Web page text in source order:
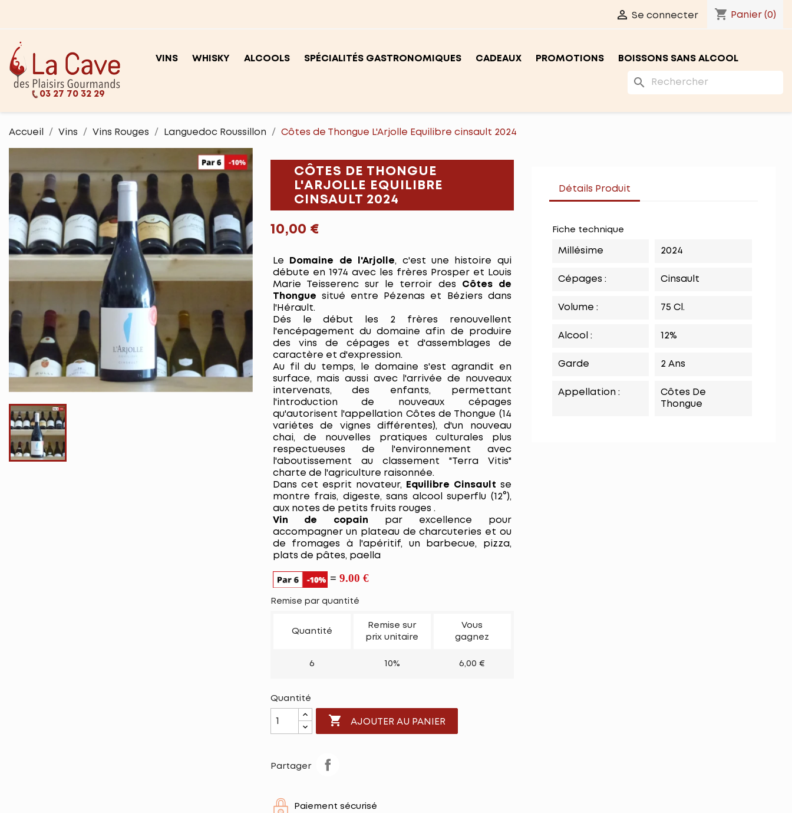
 Se connecter shopping_cart Panier (0)
03 27 70 32 29
VINS WHISKY ALCOOLS SPÉCIALITÉS GASTRONOMIQUES CADEAUX PROMOTIONS BOISSONS SANS ALCOOL
search
Accueil Vins Vins Rouges Languedoc Roussillon Côtes de Thongue L'Arjolle Equilibre cinsault 2024
CÔTES DE THONGUE
L'ARJOLLE EQUILIBRE
CINSAULT 2024
10,00 €
Le Domaine de l'Arjolle, c'est une histoire qui
débute en 1974 avec les frères Prosper et Louis
Marie Teisserenc sur le terroir des Côtes de
Thongue situé entre Pézenas et Béziers dans
l'Hérault.
Dés le début les 2 frères renouvellent
l'encépagement du domaine afin de produire
des vins de cépages et d'assemblages de
caractère et d'expression.
Au fil du temps, le domaine s'est agrandit en
surface, mais aussi avec l'arrivée de nouveaux
intervenats, des enfants, permettant
l'introduction de nouveaux cépages
qu'autorisent l'appellation Côtes de Thongue (14
variétes de vignes différentes), d'un nouveau
chai, de nouvelles pratiques culturales plus
respectueuses de l'environnement avec
l'aboutissement au classement "Terra Vitis"
charte de l'agriculture raisonnée.
Dans cet esprit novateur,
Equilibre Cinsault se
montre frais, digeste, sans alcool superflu (12°),
aux notes de petits fruits rouges .
Vin de copain par excellence pour
accompagner un plateau de charcuteries et ou
de fromages à l'apéritif, un barbecue, pizza,
plats de pâtes, paella
= 9.00 €
Remise par quantité
Quantité
Remise sur
prix unitaire
Vous
gagnez
6 10% 6,00 €
Quantité
 AJOUTER AU PANIER
Partager
Paiement sécurisé
Détails Produit
Fiche technique
Millésime 2024
Cépages : Cinsault
Volume : 75 Cl.
Alcool : 12%
Garde 2 Ans
Appellation :
Côtes De
Thongue